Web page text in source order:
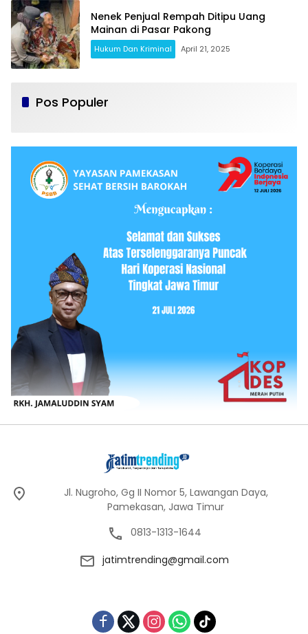
Nenek Penjual Rempah Ditipu Uang
Mainan di Pasar Pakong
Hukum Dan Kriminal April 21, 2025
Pos Populer
Jl. Nugroho, Gg II Nomor 5, Lawangan Daya,
Pamekasan, Jawa Timur
0813-1313-1644
jatimtrending@gmail.com